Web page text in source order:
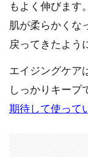
もよく伸びます
肌が柔らかくな
戻ってきたよう
エイジングケア
しっかりキープ
期待して使って